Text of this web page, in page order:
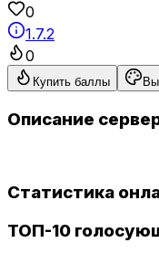
0
1.7.2
0
Купить баллы
Описание
Статистика
ТОП-10